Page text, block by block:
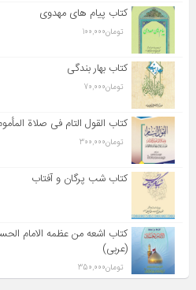
کتاب پیام های مهدوی
تومان100,000
کتاب بهار بندگی
تومان70,000
کتاب القول التام فی صلاة
تومان300,000
کتاب شب پرگان و آفتاب
کتاب اشعه من عظمه الامام
(عربی)
تومان350,000